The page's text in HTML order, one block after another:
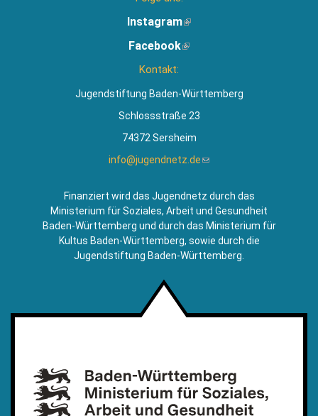
Instagram(Link
extern)
Facebook(Link
Kontakt:
Jugendstiftung Baden-Württemberg
Schlossstraße 23
74372 Sersheim
info@jugendnetz.de(Link
Mail)
Finanziert wird das Jugendnetz durch das
Ministerium für Soziales, Arbeit und Gesundheit
Baden-Württemberg und durch das Ministerium für
Kultus Baden-Württemberg, sowie durch die
Jugendstiftung Baden-Württemberg.